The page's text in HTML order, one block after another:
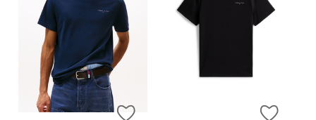
ZUR WUNSCHLISTE HINZUFÜGEN
ZUR